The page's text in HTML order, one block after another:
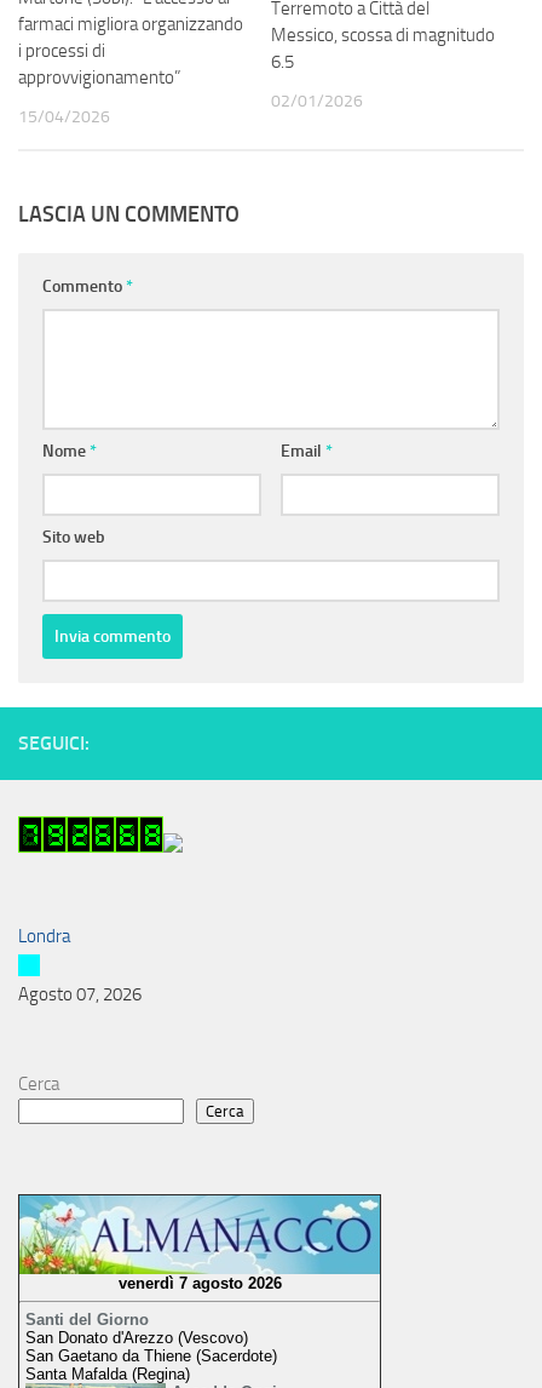
farmaci migliora organizzando
i processi di
approvvigionamento”
15/04/2026
Terremoto a Città del
Messico, scossa di magnitudo
6.5
02/01/2026
LASCIA UN COMMENTO
Commento*
Nome* Email *
Sito web
SEGUICI:
Londra
Agosto 07, 2026
Cerca
Cerca